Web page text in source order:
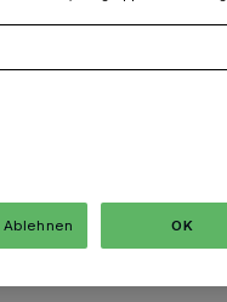
dann sind wir
Knall hat er
der einst neben
OK